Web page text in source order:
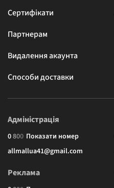
Сертифікати
Партнерам
Видалення акаунта
Способи доставки
Адміністрація
0800 Показати номер
allmallua41@gmail.com
Реклама